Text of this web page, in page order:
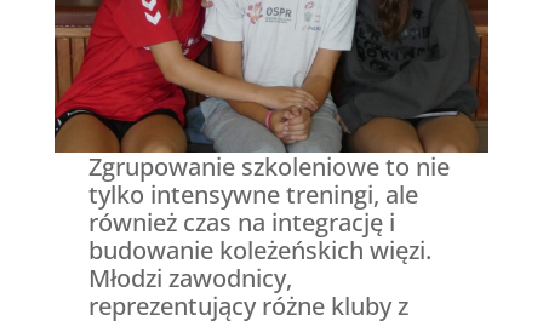
Zgrupowanie szkoleniowe to nie
tylko intensywne treningi, ale
również czas na integrację i
budowanie koleżeńskich więzi.
Młodzi zawodnicy,
reprezentujący różne kluby z